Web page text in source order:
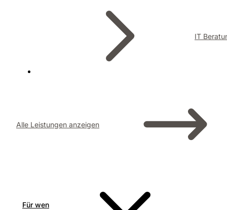
IT
Alle Leistungen anzeigen
Für wen